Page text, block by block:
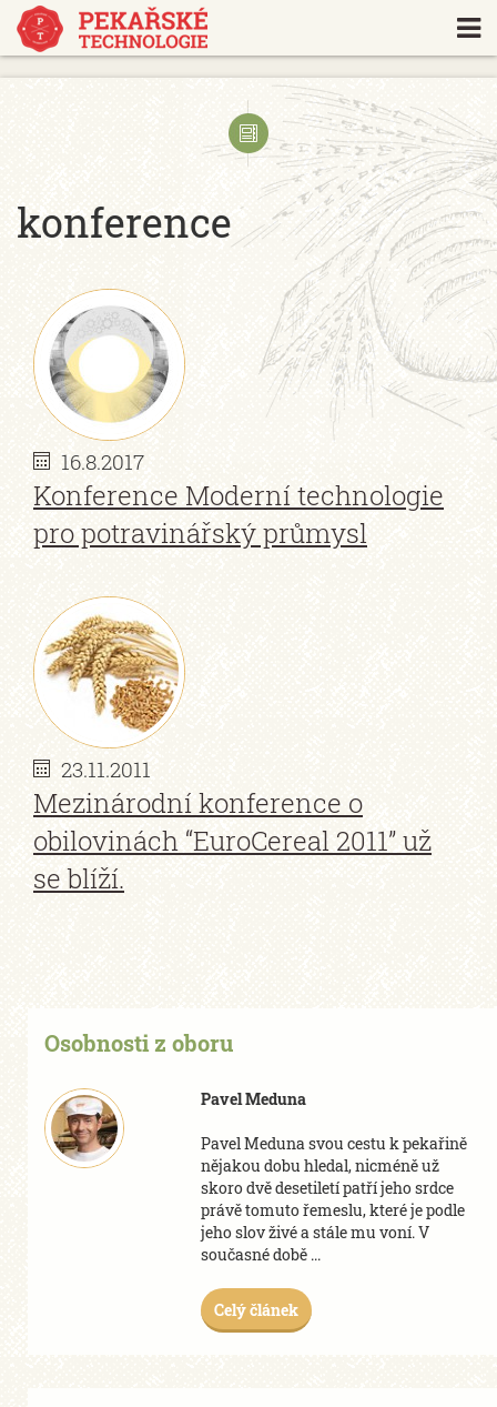
https://www.traditionrolex.com/18
konference
16.8.2017
Konference Moderní technologie
pro potravinářský průmysl
23.11.2011
Mezinárodní konference o
obilovinách “EuroCereal 2011” už
se blíží.
Osobnosti z oboru
Pavel Meduna
Pavel Meduna svou cestu k pekařině
nějakou dobu hledal, nicméně už
skoro dvě desetiletí patří jeho srdce
právě tomuto řemeslu, které je podle
jeho slov živé a stále mu voní. V
současné době ...
Celý článek